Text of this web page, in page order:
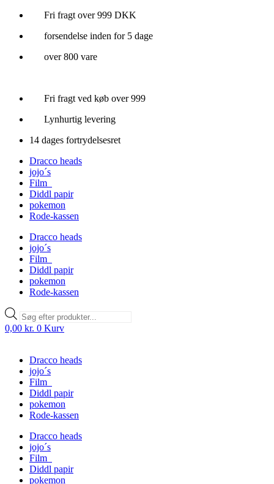
Videre
indhold
Fri fragt over 999 DKK
forsendelse inden for 5 dage
over 800 vare
Fri fragt ved køb over 999
Lynhurtig levering
14 dages fortrydelsesret
Dracco heads
jojo´s
Film
Diddl papir
pokemon
Rode-kassen
Dracco heads
jojo´s
Film
Diddl papir
pokemon
Rode-kassen
Products
search
0,00 kr. 0 Kurv
Dracco heads
jojo´s
Film
Diddl papir
pokemon
Rode-kassen
Dracco heads
jojo´s
Film
Diddl papir
pokemon